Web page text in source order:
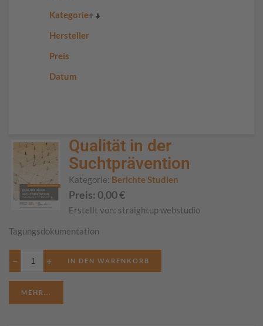
Kategorie
Hersteller
Preis
Datum
Qualität in der
Suchtprävention
Kategorie: Berichte Studien
Preis: 0,00€
Erstellt von: straightup webstudio
Tagungsdokumentation
− +
MEHR...